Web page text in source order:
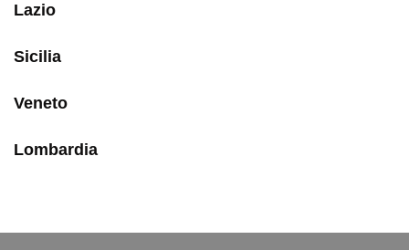
Lazio
Sicilia
Veneto
Lombardia